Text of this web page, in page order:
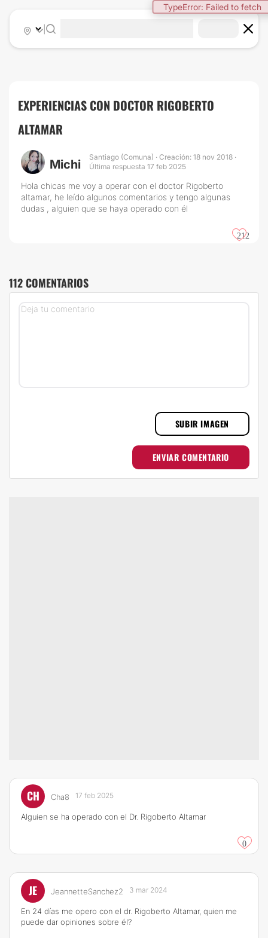
TypeError: Failed to fetch
|
EXPERIENCIAS CON DOCTOR RIGOBERTO
ALTAMAR
Michi
Santiago (Comuna) · Creación: 18 nov 2018 ·
Última respuesta 17 feb 2025
Hola chicas me voy a operar con el doctor Rigoberto
altamar, he leído algunos comentarios y tengo algunas
dudas , alguien que se haya operado con él
212
112 COMENTARIOS
SUBIR IMAGEN
ENVIAR COMENTARIO
CH Cha8 17 feb 2025
Alguien se ha operado con el Dr. Rigoberto Altamar
0
JE JeannetteSanchez2 3 mar 2024
En 24 días me opero con el dr. Rigoberto Altamar, quien me
puede dar opiniones sobre él?